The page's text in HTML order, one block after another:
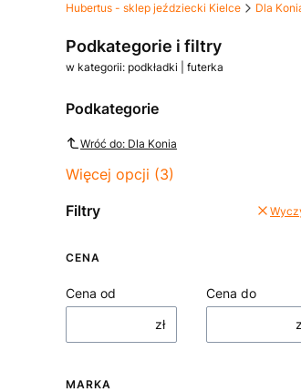
Hubertus - sklep jeździecki Kielce Dla
Podkategorie i filtry
w kategorii: podkładki | futerka
Podkategorie
Wróć do: Dla Konia
Więcej opcji (3)
Filtry
CENA
Cena od
zł
Cena do
MARKA